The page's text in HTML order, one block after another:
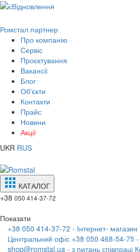
Ромстал партнер
Про компанію
Сервіс
Проєктування
Вакансії
Блог
Об'єкти
Контакти
Прайс
Новини
Акції
UKR RUS
КАТАЛОГ
+38 050 414-37-72
Показати
+38 050 414-37-72 - Інтернет- магазин
Центральний офіс +38 050 468-54-75 -
shop@romstal.ua - з питань співпраці